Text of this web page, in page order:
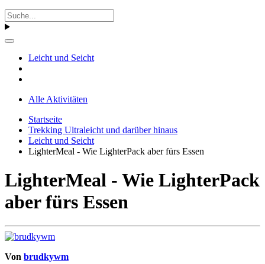
Leicht und Seicht
Alle Aktivitäten
Startseite
Trekking Ultraleicht und darüber hinaus
Leicht und Seicht
LighterMeal - Wie LighterPack aber fürs Essen
LighterMeal - Wie LighterPack
aber fürs Essen
Von brudkywm